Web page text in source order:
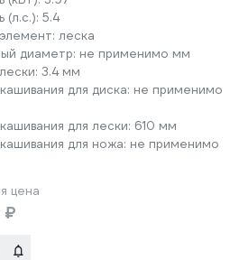
(л.с.): 5.4
леска
диаметр: не применимо мм
3.4 мм
для диска: не применимо
для лески: 610 мм
для ножа: не применимо
цена
₽